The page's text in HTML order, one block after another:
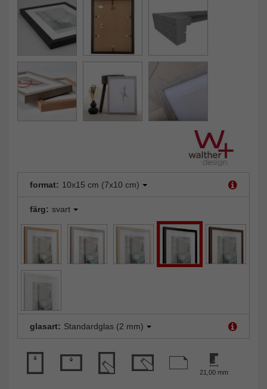
format: 10x15 cm (7x10 cm)
färg: svart
glasart: Standardglas (2 mm)
21,00 mm